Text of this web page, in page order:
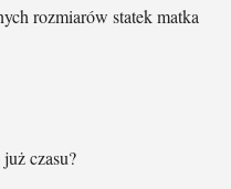
rozmiarów statek matka
czasu?